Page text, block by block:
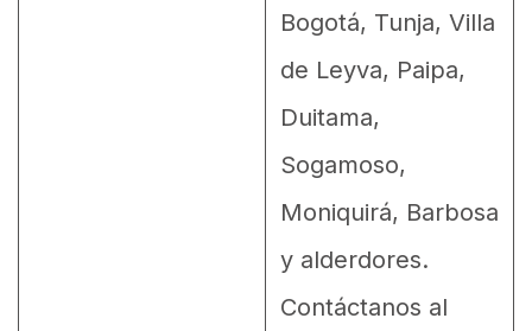
Bogotá, Tunja, Villa
de Leyva, Paipa,
Duitama,
Sogamoso,
Moniquirá, Barbosa
y alderdores.
Contáctanos al